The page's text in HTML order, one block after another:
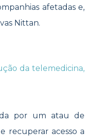
afetadas e,
Nittan.
da telemedicina,
por um atau de
recuperar acesso a